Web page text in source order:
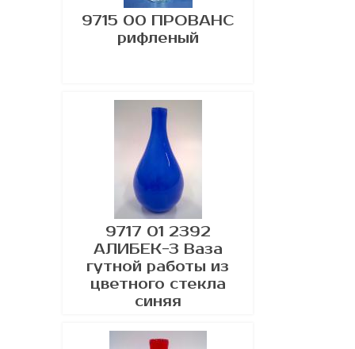
9715 00 ПРОВАНС
рифленый
9717 01 2392
АЛИБЕК-3 Ваза
гутной работы из
цветного стекла
синяя